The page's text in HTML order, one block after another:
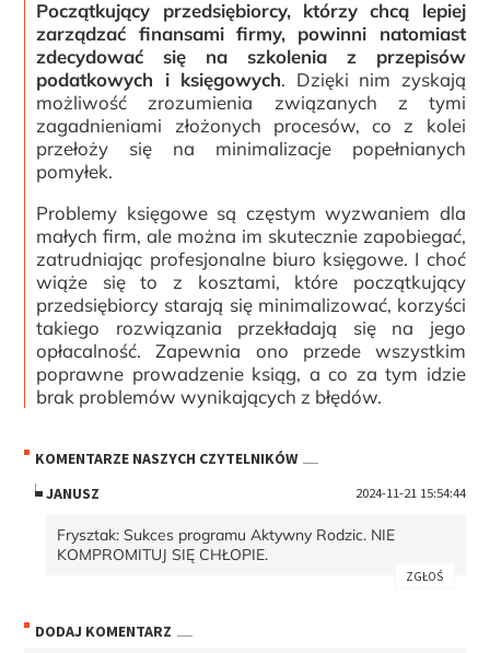
Początkujący przedsiębiorcy, którzy chcą lepiej
zarządzać finansami firmy, powinni natomiast
zdecydować się na szkolenia z przepisów
podatkowych i księgowych. Dzięki nim zyskają
możliwość zrozumienia związanych z tymi
zagadnieniami złożonych procesów, co z kolei
przełoży się na minimalizacje popełnianych
pomyłek.
Problemy księgowe są częstym wyzwaniem dla
małych firm, ale można im skutecznie zapobiegać,
zatrudniając profesjonalne biuro księgowe. I choć
wiąże się to z kosztami, które początkujący
przedsiębiorcy starają się minimalizować, korzyści
takiego rozwiązania przekładają się na jego
opłacalność. Zapewnia ono przede wszystkim
poprawne prowadzenie ksiąg, a co za tym idzie
brak problemów wynikających z błędów.
KOMENTARZE NASZYCH CZYTELNIKÓW
JANUSZ
2024-11-21 15:54:44
Frysztak: Sukces programu Aktywny Rodzic. NIE
KOMPROMITUJ SIĘ CHŁOPIE.
ZGŁOŚ
DODAJ KOMENTARZ